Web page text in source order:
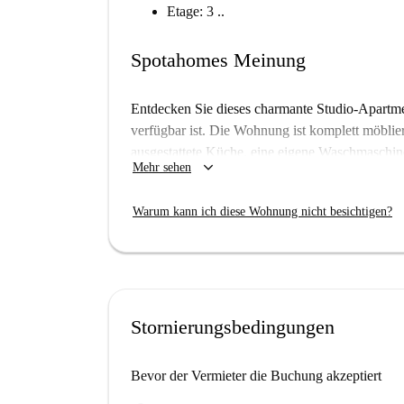
Etage: 3 ..
Spotahomes Meinung
Entdecken Sie dieses charmante Studio-
verfügbar ist. Die Wohnung ist komplett
ausgestattete Küche, eine eigene
Fernseher. Haustiere und Rauchen sind
können.
Das Apartment befindet sich im lebendigen
Mehr sehen keyboard_arrow_down
Warum kann ich diese Wohnung nicht besichtigen?
Stornierungsbedingungen
Bevor der Vermieter die Buchung akzeptiert